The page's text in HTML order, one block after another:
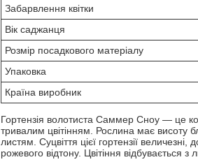
Забарвлення квітки
Вік саджанця
Розмір посадкового матеріалу
Упаковка
Країна виробник
Гортензія волотиста Саммер Сноу — це
тривалим цвітінням. Рослина має
листям. Суцвіття цієї гортензії
рожевого відтону. Цвітіння